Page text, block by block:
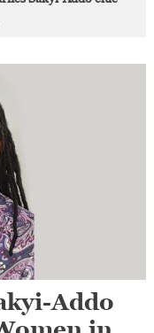
Addo